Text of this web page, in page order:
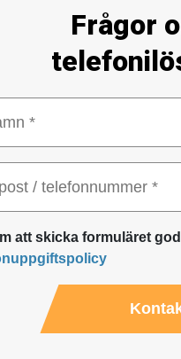
Callback
Logga in
Aktuellt
Kontakta oss
Frågor
att skicka formuläret